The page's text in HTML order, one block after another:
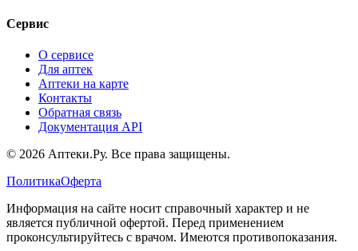
Сервис
О сервисе
Для аптек
Аптеки на карте
Контакты
Обратная связь
Документация API
© 2026 Аптеки.Ру. Все права защищены.
ПолитикаОферта
Информация на сайте носит справочный характер и не
является публичной офертой. Перед применением
проконсультируйтесь с врачом. Имеются противопоказания.